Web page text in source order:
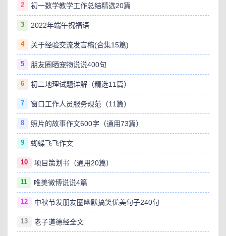
2 初一数学教学工作总结精选20篇
3 2022年端午祝福语
4 关于经验交流发言稿(合集15篇)
5 朋友圈晒宠物说说400句
6 初二地理试题详解（精选11篇）
7 窗口工作人员服务规范（11篇）
8 照片的故事作文600字（通用73篇）
9 蝴蝶飞飞作文
10 项目策划书（通用20篇）
11 唯美微博说说4篇
12 中秋节发朋友圈幽默搞笑优美句子240句
13 老子道德经全文